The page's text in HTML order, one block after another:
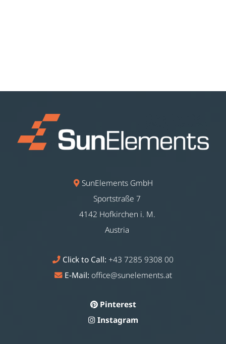
SunElements GmbH
Sportstraße 7
4142 Hofkirchen i. M.
Austria
Click to Call: +43 7285 9308 00
E-Mail: office@sunelements.at
Pinterest
Instagram